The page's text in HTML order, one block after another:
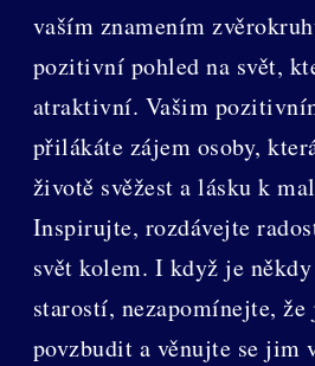
vaším znamením
pozitivní pohled na svět,
atraktivní. Vašim
přilákáte zájem osoby,
životě svěžest a lásku k
Inspirujte, rozdávejte
svět kolem. I když je
starostí, nezapomínejte,
povzbudit a věnujte se jim